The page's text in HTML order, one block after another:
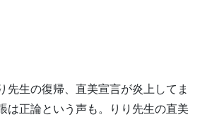
先生の復帰、直美宣言が炎上してま
は正論という声も。りり先生の直美